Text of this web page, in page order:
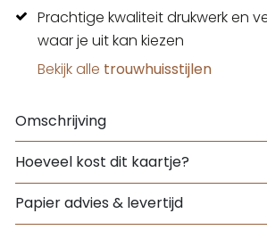
Prachtige kwaliteit drukwerk en
waar je uit kan kiezen
Bekijk alle trouwhuisstijlen
Omschrijving
Hoeveel kost dit kaartje?
Papier advies & levertijd